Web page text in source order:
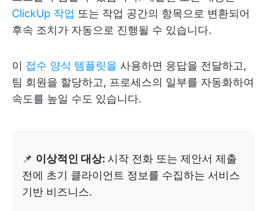
ClickUp 작업 또는 작업 공간의 항목으로 변환되어
후속 조치가 자동으로 진행될 수 있습니다.
이 접수 양식 템플릿을 사용하면 응답을 전달하고,
팀 회원을 할당하고, 프로세스의 일부를 자동화하여
속도를 높일 수도 있습니다.
📌 이상적인 대상: 시작 전화 또는 제안서 제출
전에 초기 클라이언트 정보를 수집하는 서비스
기반 비즈니스.